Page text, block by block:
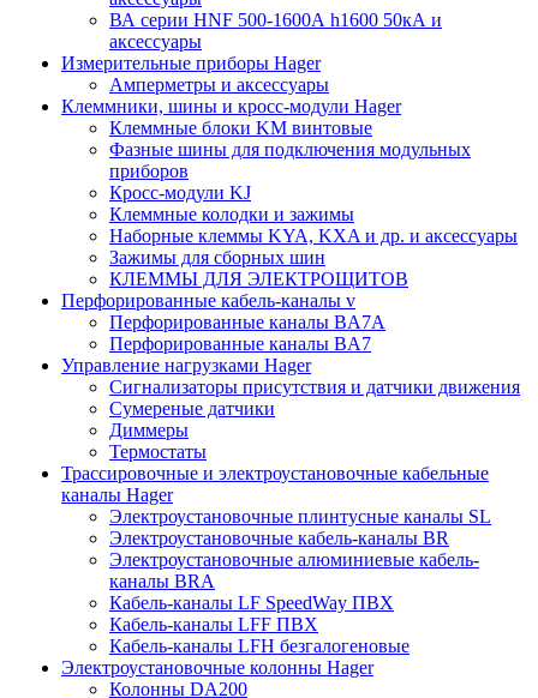
ВА серии HNF 500-1600А h1600 50кА и
аксессуары
Измерительные приборы Hager
Амперметры и аксессуары
Клеммники, шины и кросс-модули Hager
Клеммные блоки KM винтовые
Фазные шины для подключения модульных
приборов
Кросс-модули KJ
Клеммные колодки и зажимы
Наборные клеммы KYA, KXA и др. и аксессуары
Зажимы для сборных шин
КЛЕММЫ ДЛЯ ЭЛЕКТРОЩИТОВ
Перфорированные кабель-каналы v
Перфорированные каналы BA7A
Перфорированные каналы BA7
Управление нагрузками Hager
Сигнализаторы присутствия и датчики движения
Сумереные датчики
Диммеры
Термостаты
Трассировочные и электроустановочные кабельные
каналы Hager
Электроустановочные плинтусные каналы SL
Электроустановочные кабель-каналы BR
Электроустановочные алюминиевые кабель-
каналы BRA
Кабель-каналы LF SpeedWay ПВХ
Кабель-каналы LFF ПВХ
Кабель-каналы LFH безгалогеновые
Электроустановочные колонны Hager
Колонны DA200